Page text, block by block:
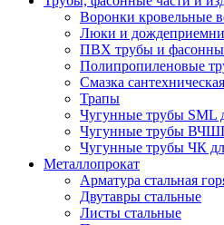
Воронки кровельные
Люки и
ПВХ трубы и
Полипропиленовые
Смазка сантехническая
Трапы
Чугунные трубы SML
Чугунные трубы ВЧШГ
Чугунные трубы ЧК
Металлопрокат
Арматура стальная
Двутавры стальные
Листы стальные